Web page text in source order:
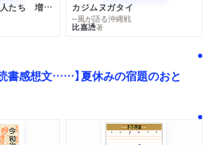
不幸になりたがる人たち 増補新版 カジムヌガタイ
─風が語る沖縄戦
比嘉慂著
書感想文……】夏休みの宿題のおと